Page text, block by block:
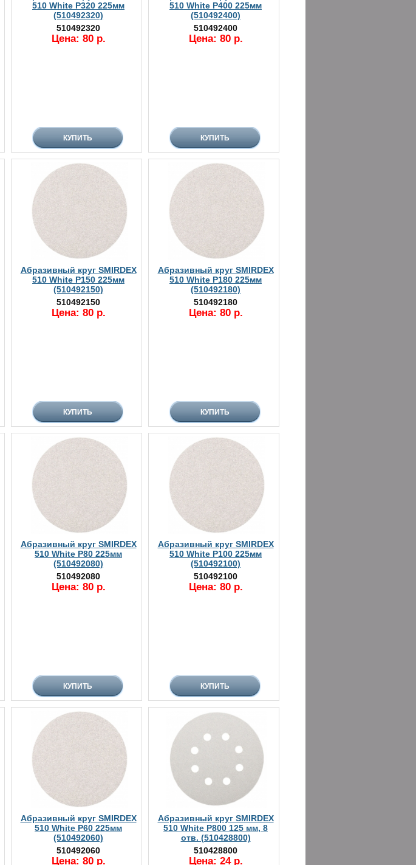
510 White P320 225мм
(510492320)
510492320
Цена: 80 р.
510 White P400 225мм
(510492400)
510492400
Цена: 80 р.
Абразивный круг SMIRDEX
510 White P150 225мм
(510492150)
510492150
Цена: 80 р.
Абразивный круг SMIRDEX
510 White P180 225мм
(510492180)
510492180
Цена: 80 р.
Абразивный круг SMIRDEX
510 White P80 225мм
(510492080)
510492080
Цена: 80 р.
Абразивный круг SMIRDEX
510 White P100 225мм
(510492100)
510492100
Цена: 80 р.
Абразивный круг SMIRDEX
510 White P60 225мм
(510492060)
510492060
Цена: 80 р.
Абразивный круг SMIRDEX
510 White P800 125 мм, 8
отв. (510428800)
510428800
Цена: 24 р.